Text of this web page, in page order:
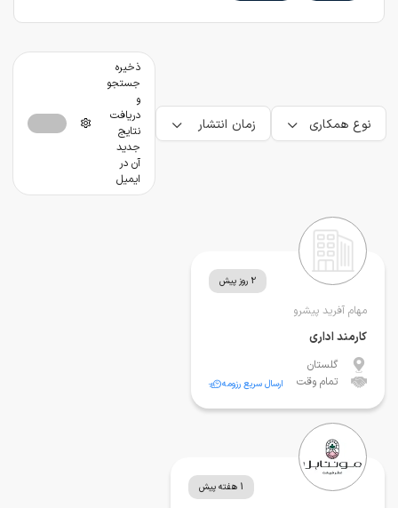
نوع همکاری زمان انتشار
ذخیره
جستجو
و
دریافت
نتایج
جدید
آن در
ایمیل
2 روز پیش
مهام آفرید پیشرو
کارمند اداری
گلستان
تمام وقت
ارسال سریع رزومه
1 هفته پیش